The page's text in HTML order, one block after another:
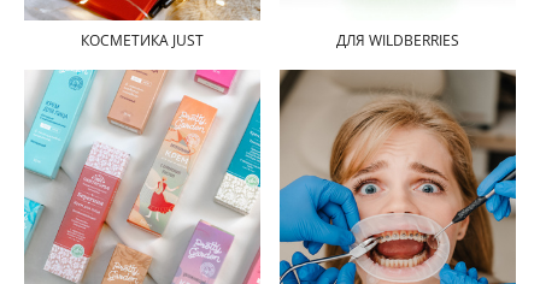
КОСМЕТИКА JUST ДЛЯ WILDBERRIES